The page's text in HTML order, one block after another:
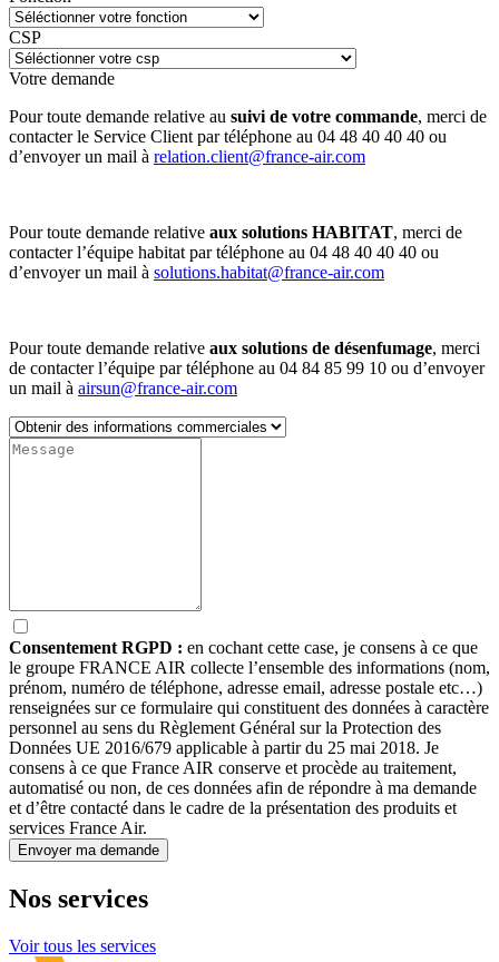
CSP
Votre demande
Pour toute demande relative au suivi de votre commande, merci de
contacter le Service Client par téléphone au 04 48 40 40 40 ou
d’envoyer un mail à relation.client@france-air.com
Pour toute demande relative aux solutions HABITAT, merci de
contacter l’équipe habitat par téléphone au 04 48 40 40 40 ou
d’envoyer un mail à solutions.habitat@france-air.com
Pour toute demande relative aux solutions de désenfumage, merci
de contacter l’équipe par téléphone au 04 84 85 99 10 ou d’envoyer
un mail à airsun@france-air.com
Consentement RGPD : en cochant cette case, je consens à ce que
le groupe FRANCE AIR collecte l’ensemble des informations (nom,
prénom, numéro de téléphone, adresse email, adresse postale etc…)
renseignées sur ce formulaire qui constituent des données à caractère
personnel au sens du Règlement Général sur la Protection des
Données UE 2016/679 applicable à partir du 25 mai 2018. Je
consens à ce que France AIR conserve et procède au traitement,
automatisé ou non, de ces données afin de répondre à ma demande
et d’être contacté dans le cadre de la présentation des produits et
services France Air.
Nos services
Voir tous les services